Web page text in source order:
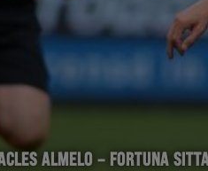
ALMELO – FORTUNA